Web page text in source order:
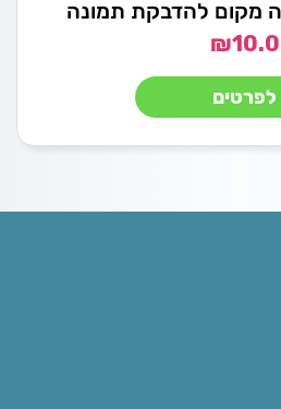
מקום להדבקת תמונה
₪
לפרטים